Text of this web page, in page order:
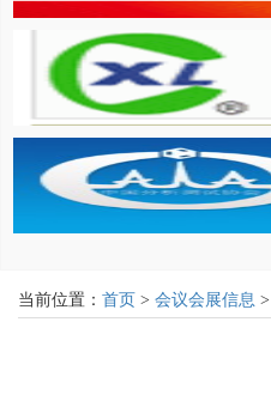
当前位置： 首页 > 会议会展信息 >